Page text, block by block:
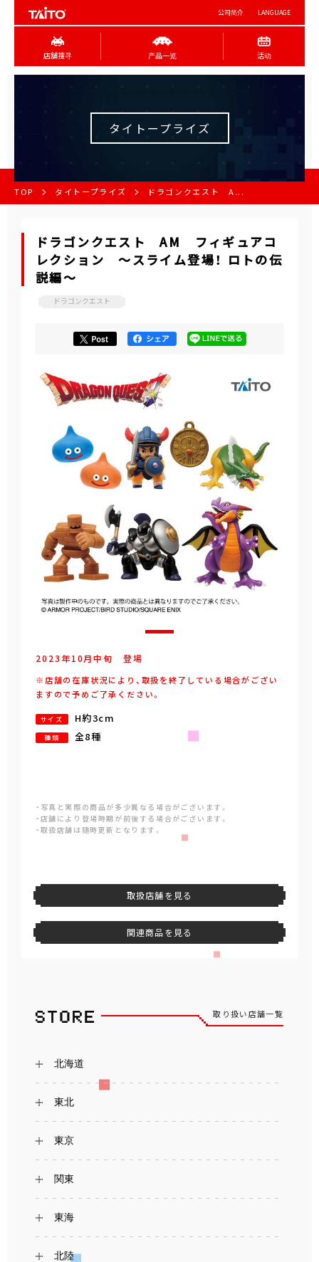
公司简介 LANGUAGE
店舖搜寻 产品一览 活动
タイトープライズ
TOP タイトープライズ ドラゴンクエスト A...
ドラゴンクエスト AM フィギュアコ
レクション ～スライム登場！ ロトの伝
説編～
ドラゴンクエスト
2023年10月中旬 登場
※店舗の在庫状況により、取扱を終了している場合がござい
ますので予めご了承ください。
サイズ H約3cm
種類 全8種
・写真と実際の商品が多少異なる場合がございます。
・店舗により登場時期が前後する場合がございます。
・取扱店舗は随時更新となります。
取扱店舗を見る
関連商品を見る
取り扱い店舗一覧
北海道
東北
東京
関東
東海
北陸